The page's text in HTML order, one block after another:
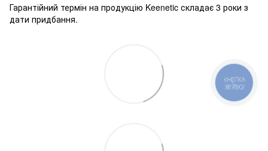
Гарантійний термін на продукцію Keenetic складає 3 роки з
дати придбання.
КНОПКА
ЗВ'ЯЗКУ